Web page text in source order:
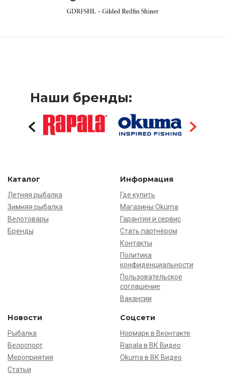
Наши бренды:
Каталог
Летняя рыбалка
Зимняя рыбалка
Велотовары
Бренды
Информация
Где купить
Магазины Okuma
Гарантия и сервис
Стать партнёром
Контакты
Политика
конфиденциальности
Пользовательское
соглашение
Вакансии
Новости
Рыбалка
Велоспорт
Мероприятия
Статьи
Соцсети
Нормарк в Вконтакте
Rapala в ВК Видео
Okuma в ВК Видео